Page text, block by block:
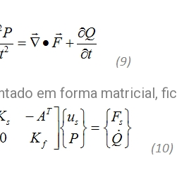
em forma matricial,